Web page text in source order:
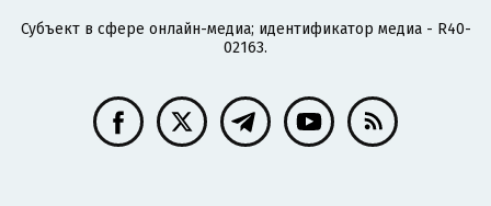
Субъект в сфере онлайн-медиа; идентификатор медиа - R40-
02163.